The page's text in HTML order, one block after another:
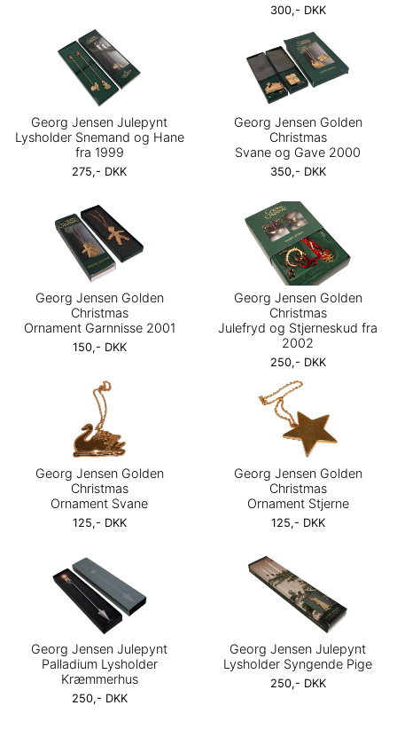
300,- DKK
Georg Jensen Julepynt
Lysholder Snemand og Hane
fra 1999
275,- DKK
Georg Jensen Golden
Christmas
Svane og Gave 2000
350,- DKK
Georg Jensen Golden
Christmas
Ornament Garnnisse 2001
150,- DKK
Georg Jensen Golden
Christmas
Julefryd og Stjerneskud fra
2002
250,- DKK
Georg Jensen Golden
Christmas
Ornament Svane
125,- DKK
Georg Jensen Golden
Christmas
Ornament Stjerne
125,- DKK
Georg Jensen Julepynt
Palladium Lysholder
Kræmmerhus
250,- DKK
Georg Jensen Julepynt
Lysholder Syngende Pige
250,- DKK